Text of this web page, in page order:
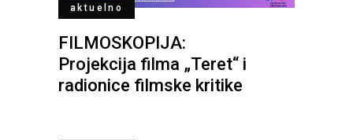
aktuelno
FILMOSKOPIJA:
Projekcija filma „Teret“ i
radionice filmske kritike